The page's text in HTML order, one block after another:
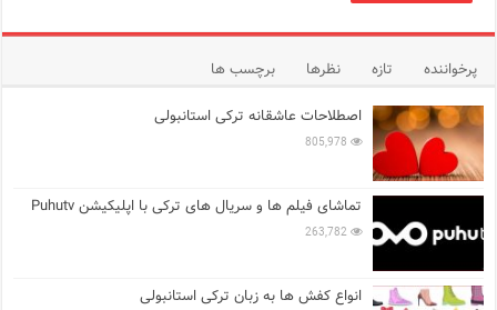
پرخواننده تازه نظرها
برچسب ها
اصطلاحات عاشقانه ترکی استانبولی
805,978
تماشای فیلم ها و سریال های ترکی با اپلیکیشن Puhutv
263,782
انواع کفش ها به زبان ترکی استانبولی